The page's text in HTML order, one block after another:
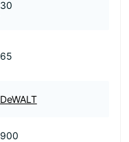
30
65
DeWALT
900